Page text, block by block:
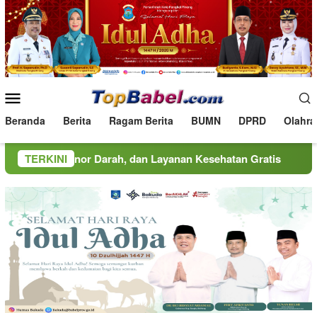
Loncat
ke
konten
Mobile
Beranda Berita Ragam Berita BUMN DPRD
TERKINI
dan Layanan Kesehatan Gratis MINDucation